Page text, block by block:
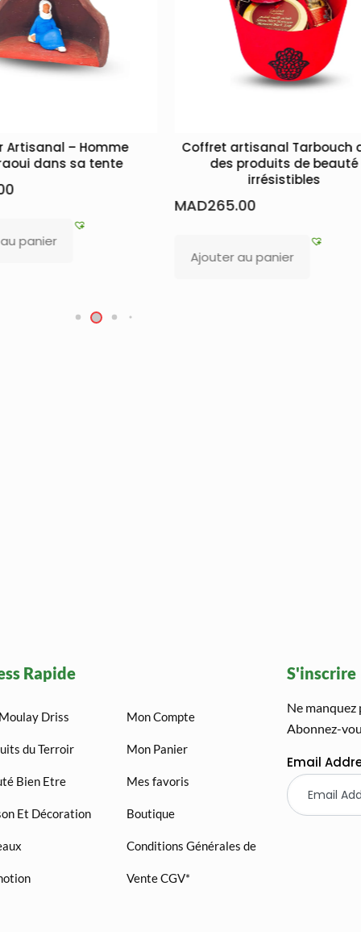
Coffret artisanal Tarbouch avec
des produits de beauté
MAD700.00
Rapide
Driss
du Terroir
Bien Etre
Et Décoration
Mon Compte
Mon Panier
Mes favoris
Boutique
Conditions Générales de
Vente CGV*
S'inscrire
Ne manquez
Abonnez-
Email